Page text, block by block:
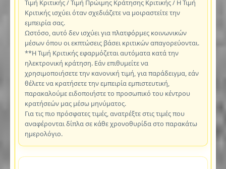
Τιμή Κριτικής / Τιμή Πρώιμης Κράτησης Κριτικής / Η Τιμή
Κριτικής ισχύει όταν σχεδιάζετε να μοιραστείτε την
εμπειρία σας.
Ωστόσο, αυτό δεν ισχύει για πλατφόρμες κοινωνικών
μέσων όπου οι εκπτώσεις βάσει κριτικών απαγορεύονται.
**Η Τιμή Κριτικής εφαρμόζεται αυτόματα κατά την
ηλεκτρονική κράτηση. Εάν επιθυμείτε να
χρησιμοποιήσετε την κανονική τιμή, για παράδειγμα, εάν
θέλετε να κρατήσετε την εμπειρία εμπιστευτική,
παρακαλούμε ειδοποιήστε το προσωπικό του κέντρου
κρατήσεών μας μέσω μηνύματος.
Για τις πιο πρόσφατες τιμές, ανατρέξτε στις τιμές που
αναφέρονται δίπλα σε κάθε χρονοθυρίδα στο παρακάτω
ημερολόγιο.